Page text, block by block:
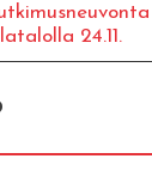
24.11.